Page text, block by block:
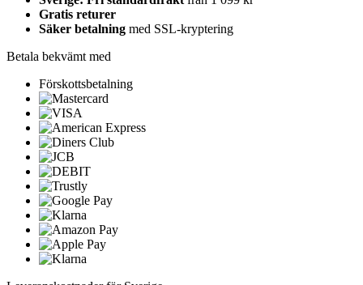
Gratis returer
Säker betalning med SSL-kryptering
Betala bekvämt med
Förskottsbetalning